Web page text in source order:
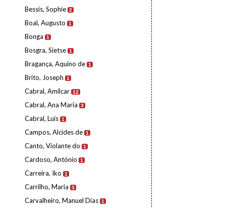
Bessis, Sophie 2
Boal, Augusto 1
Bonga 1
Bosgra, Sietse 1
Bragança, Aquino de 1
Brito, Joseph 1
Cabral, Amílcar 12
Cabral, Ana Maria 3
Cabral, Luís 1
Campos, Alcides de 1
Canto, Violante do 1
Cardoso, António 1
Carreira, Iko 1
Carrilho, Maria 3
Carvalheiro, Manuel Dias 1